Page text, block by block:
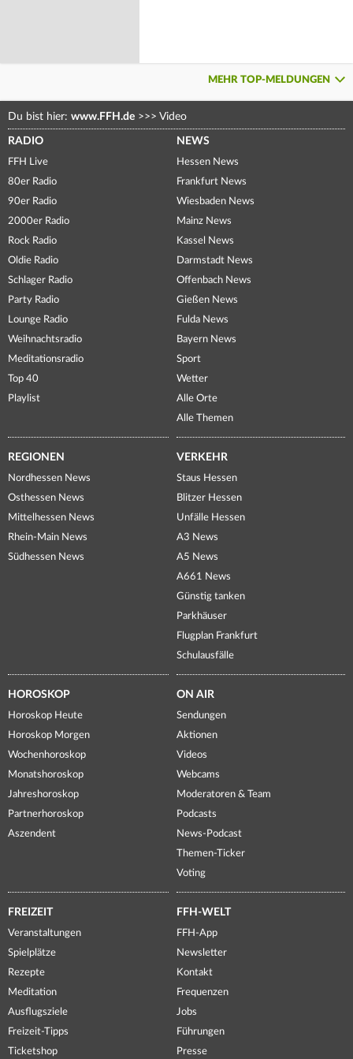
MEHR TOP-MELDUNGEN
Du bist hier: www.FFH.de >>> Video
RADIO
FFH Live
80er Radio
90er Radio
2000er Radio
Rock Radio
Oldie Radio
Schlager Radio
Party Radio
Lounge Radio
Weihnachtsradio
Meditationsradio
Top 40
Playlist
NEWS
Hessen News
Frankfurt News
Wiesbaden News
Mainz News
Kassel News
Darmstadt News
Offenbach News
Gießen News
Fulda News
Bayern News
Sport
Wetter
Alle Orte
Alle Themen
REGIONEN
Nordhessen News
Osthessen News
Mittelhessen News
Rhein-Main News
Südhessen News
VERKEHR
Staus Hessen
Blitzer Hessen
Unfälle Hessen
A3 News
A5 News
A661 News
Günstig tanken
Parkhäuser
Flugplan Frankfurt
Schulausfälle
HOROSKOP
Horoskop Heute
Horoskop Morgen
Wochenhoroskop
Monatshoroskop
Jahreshoroskop
Partnerhoroskop
Aszendent
ON AIR
Sendungen
Aktionen
Videos
Webcams
Moderatoren & Team
Podcasts
News-Podcast
Themen-Ticker
Voting
FREIZEIT
Veranstaltungen
Spielplätze
Rezepte
Meditation
Ausflugsziele
Freizeit-Tipps
Ticketshop
FFH-WELT
FFH-App
Newsletter
Kontakt
Frequenzen
Jobs
Führungen
Presse